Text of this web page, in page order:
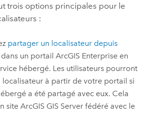
trois options principales pour le
:
partager un localisateur depuis
dans un portailArcGIS Enterprise en
hébergé. Les utilisateurs pourront
localisateur à partir de votre portail si
a été partagé avec eux. Cela
siteArcGIS GIS Server fédéré avec le